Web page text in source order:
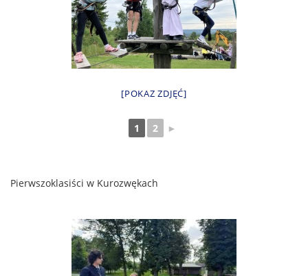
[POKAZ ZDJĘĆ]
1 2 ►
Pierwszoklasiści w Kurozwękach